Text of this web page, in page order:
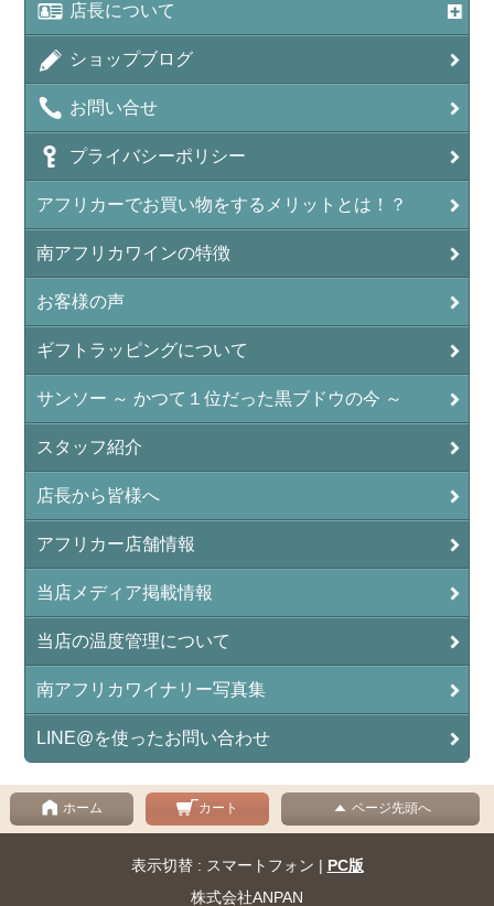
店長について
ショップブログ
お問い合せ
プライバシーポリシー
アフリカーでお買い物をするメリットとは！？
南アフリカワインの特徴
お客様の声
ギフトラッピングについて
サンソー ～ かつて１位だった黒ブドウの今 ～
スタッフ紹介
店長から皆様へ
アフリカー店舗情報
当店メディア掲載情報
当店の温度管理について
南アフリカワイナリー写真集
LINE@を使ったお問い合わせ
ホーム カート ページ先頭へ
表示切替 : スマートフォン | PC版
株式会社ANPAN